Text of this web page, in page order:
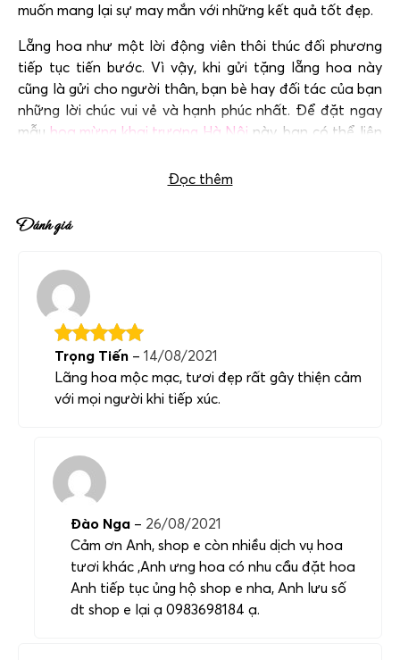
muốn mang lại sự may mắn với những kết quả tốt đẹp.
Lẵng hoa như một lời động viên thôi thúc đối phương
tiếp tục tiến bước. Vì vậy, khi gửi tặng lẵng hoa này
cũng là gửi cho người thân, bạn bè hay đối tác của bạn
những lời chúc vui vẻ và hạnh phúc nhất. Để đặt ngay
mẫu hoa mừng khai trương Hà Nội này, bạn có thể liên
Đọc thêm
Đánh giá
Trọng Tiến – 14/08/2021
Lãng hoa mộc mạc, tươi đẹp rất gây thiện cảm
với mọi người khi tiếp xúc.
Đào Nga – 26/08/2021
Cảm ơn Anh, shop e còn nhiều dịch vụ hoa
tươi khác ,Anh ưng hoa có nhu cầu đặt hoa
Anh tiếp tục ủng hộ shop e nha, Anh lưu số
dt shop e lại ạ 0983698184 ạ.